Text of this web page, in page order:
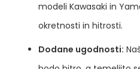
modeli Kawasaki in
okretnosti in hitrosti.
Dodane ugodnosti: